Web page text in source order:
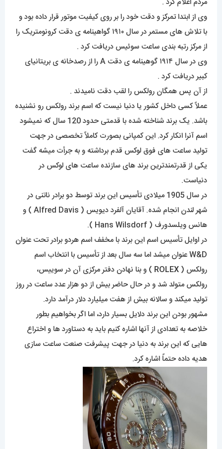
وی از ابتدا تمرکز و دقت خود را بر روی کیفیت موتور قرار داده بود و
با تلاش های مستمر در سال ۱۹۱۰ گواهینامه ی دقت کرونومتریک را
از مرکز رتبه بندی ساعت سوئیس دریافت کرد .
وی در سال ۱۹۱۴ گوهینامه ی دقت A را از رصدخانه ی بریتانیای
کبیر دریافت کرد .
از آن پس همگان رولکس را لقب دقت نامیدند .
عملاً کسی داخل کشور یا دنیا نیست که اسم برند رولکس رو نشنیده
باشد. یک برند شناخته شده با قدمتی حدود 120 سال که نمیشود
اسم آنرا انکار کرد. این کمپانی بصورت کاملاً تخصصی در جهت
تولید ساعت های فوق لوکس قدم برداشته و به جرأت میشه گفت
یکی از قدرتمندترین برند های سازنده ساعت های لوکس در
دنیاست.
در سال 1905 میلادی تأسیس این برند توسط دو برادر ناتنی در
شهر لندن انجام شده. آقایان آلفرد دیویس ( Alfred Davis ) و
هانس ویلسدورف ( Hans Wilsdorf ).
در اوایل تأسیس اسم این برند با مخفف اسم هردو برادر تحت عنوان
W&D عنوان میشد اما سه سال بعد از تأسیس با انتخاب اسم
رولکس ( ROLEX ) و بنا نهادن دفتر مرکزی آن در سوییس،
رولکس متولد شد و در حال حاضر بیش از دو هزار عدد ساعت در روز
تولید میکند و سالانه بیش از هفت میلیارد دلار درآمد دارد.
مشهور بودن این برند دلایل بسیار دارد، اما اگر بخواهیم بطور
خلاصه به تعدادی از آنها اشاره کنیم باید به دستاورد ها و اختراع
هایی که این برند به دنیا در جهت پیشرفت صنعت ساعت سازی
هدیه داده حتماً اشاره کرد.